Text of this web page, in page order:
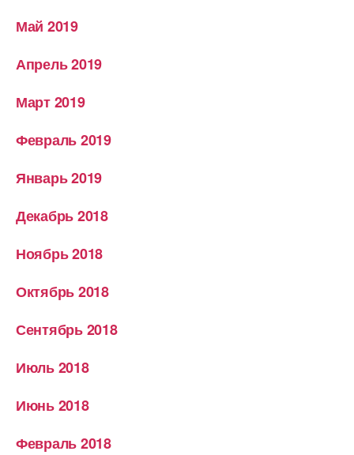
Май 2019
Апрель 2019
Март 2019
Февраль 2019
Январь 2019
Декабрь 2018
Ноябрь 2018
Октябрь 2018
Сентябрь 2018
Июль 2018
Июнь 2018
Февраль 2018